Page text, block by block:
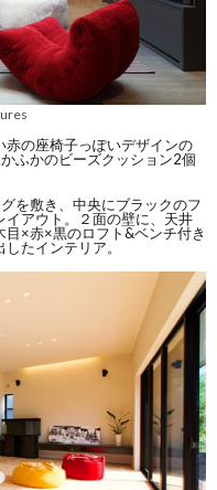
の座椅子っぽいデザインの
ふかのビーズクッション2個
を敷き、中央にブラックのフ
イアウト。２面の壁に、天井
×赤×黒のロフト&ベンチ付き
たインテリア。